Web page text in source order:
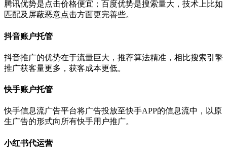
腾讯优势是点击价格便宜；百度优势是搜索量大，技术上比如
匹配及屏蔽恶意点击方面更完善些。
抖音账户托管
抖音推广的优势在于流量巨大，推荐算法精准，相比搜索引擎
推广获客量更多，获客成本更低。
快手账户托管
快手信息流广告平台将广告投放至快手APP的信息流中，以原
生广告的形式向所有快手用户推广。
小红书代运营